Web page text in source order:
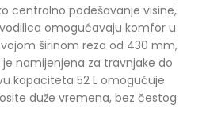
centralno podešavanje visine,
omogućavaju komfor u
širinom reza od 430 mm,
namijenjena za travnjake do
kapaciteta 52 L omogućuje
duže vremena, bez čestog